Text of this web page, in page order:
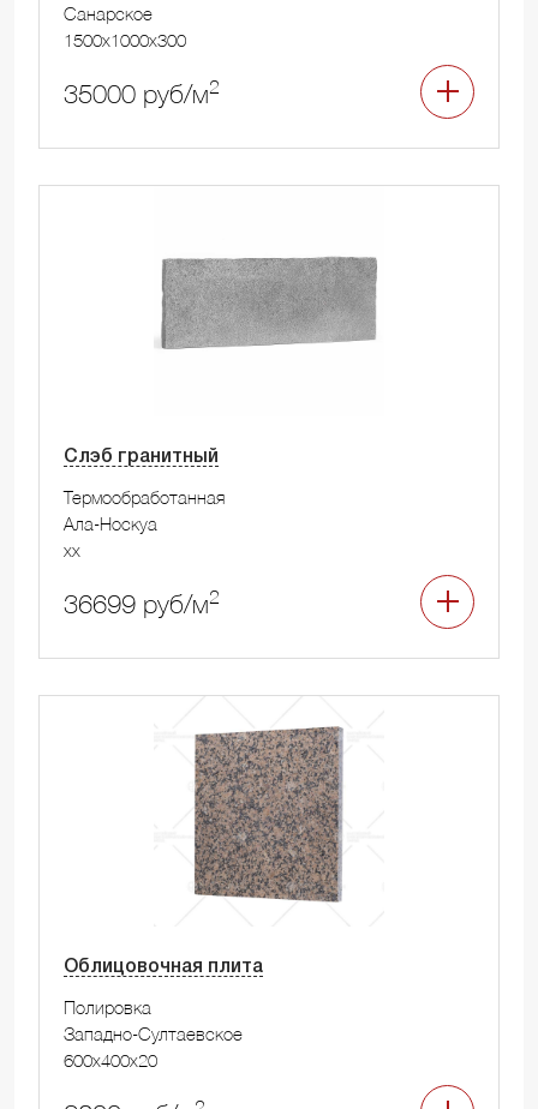
Санарское
1500x1000x300
35000 руб/м2
Слэб гранитный
Термообработанная
Ала-Носкуа
xx
36699 руб/м2
Облицовочная плита
Полировка
Западно-Султаевское
600x400x20